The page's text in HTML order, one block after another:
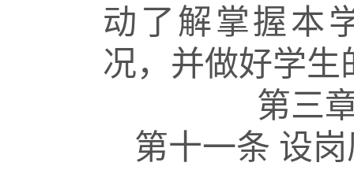
动了解掌握本
况，并做好学生
第三
第十一条 设